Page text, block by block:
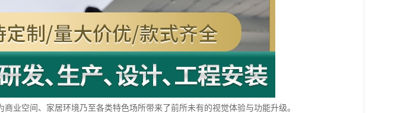
业空间、家居环境乃至各类特色场所带来了前所未有的视觉体验与功能升级。